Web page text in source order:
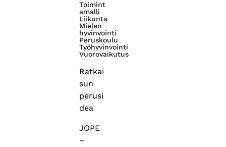
Toimint
amalli
Liikunta
Mielen
hyvinvointi
Peruskoulu
Työhyvinvointi
Vuorovaikutus
Ratkai
sun
perusi
dea
JOPE
–